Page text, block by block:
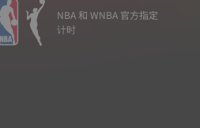
NBA 和 WNBA 官方指定
计时